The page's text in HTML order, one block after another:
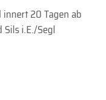
20 Tagen ab
i.E./Segl